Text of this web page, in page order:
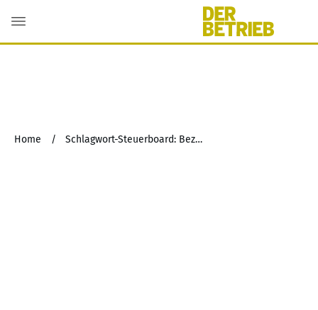
Home / Schlagwort-Steuerboard: Bezugsberechtigung